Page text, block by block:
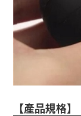
【產品規格】